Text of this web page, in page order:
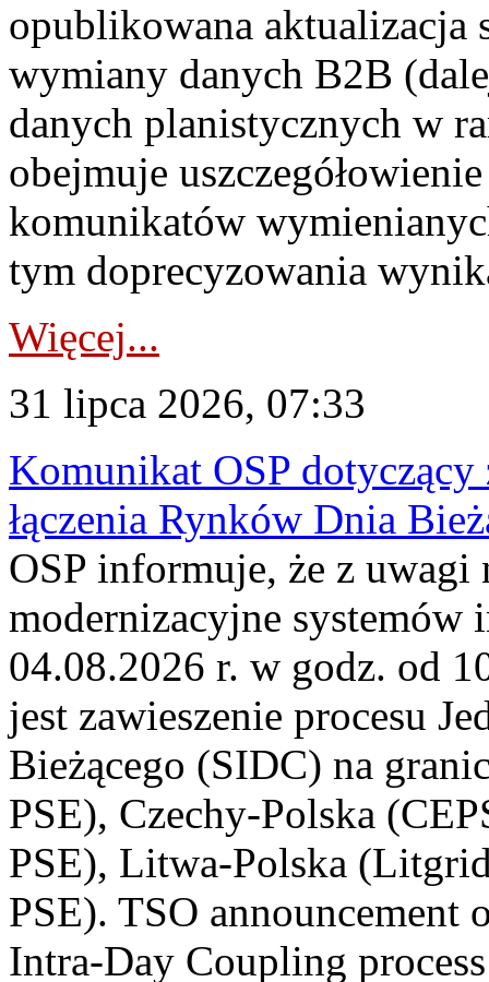
opublikowana aktualizacja
wymiany danych B2B
danych planistycznych w
obejmuje
komunikatów
tym doprecyzowania
Więcej...
31 lipca 2026, 07:33
Komunikat OSP dotyczący
łączenia Rynków Dnia
OSP informuje, że z uwagi
modernizacyjne
04.08.2026 r. w godz. od
jest zawieszenie procesu
Bieżącego (SIDC) na
PSE), Czechy-Polska
PSE), Litwa-Polska
PSE). TSO announcement
Intra-Day Coupling